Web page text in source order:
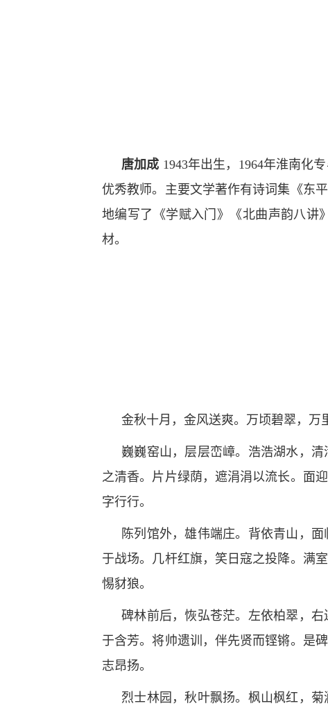
唐加成 1943年出生，1964年淮南化
优秀教师。主要文学著作有诗词集《东
地编写了《学赋入门》《北曲声韵八讲
材。
金秋十月，金风送爽。万顷碧翠，万
巍巍窑山，层层峦嶂。浩浩湖水，
之清香。片片绿荫，遮涓涓以流长。面
字行行。
陈列馆外，雄伟端庄。背依青山，
于战场。几杆红旗，笑日寇之投降。满
惕豺狼。
碑林前后，恢弘苍茫。左依柏翠，
于含芳。将帅遗训，伴先贤而铿锵。是
志昂扬。
烈士林园，秋叶飘扬。枫山枫红，